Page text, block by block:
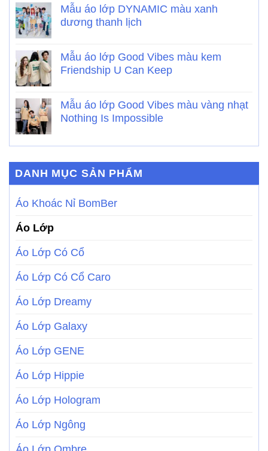
Mẫu áo lớp DYNAMIC màu xanh
dương thanh lịch
Mẫu áo lớp Good Vibes màu kem
Friendship U Can Keep
Mẫu áo lớp Good Vibes màu vàng nhạt
Nothing Is Impossible
DANH MỤC SẢN PHẨM
Áo Khoác Nỉ BomBer
Áo Lớp
Áo Lớp Có Cổ
Áo Lớp Có Cổ Caro
Áo Lớp Dreamy
Áo Lớp Galaxy
Áo Lớp GENE
Áo Lớp Hippie
Áo Lớp Hologram
Áo Lớp Ngông